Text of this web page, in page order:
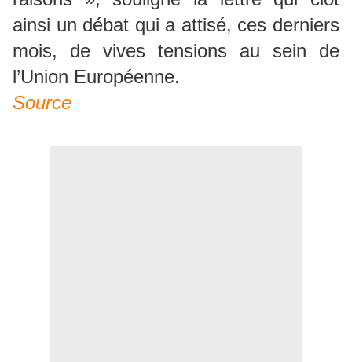
ainsi un débat qui a attisé, ces derniers
mois, de vives tensions au sein de
l’Union Européenne.
Source